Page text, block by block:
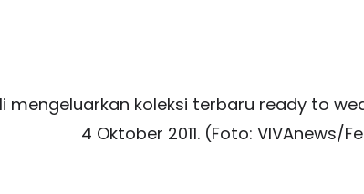
mengeluarkan koleksi terbaru ready to
4 Oktober 2011. (Foto: VIVAnews/